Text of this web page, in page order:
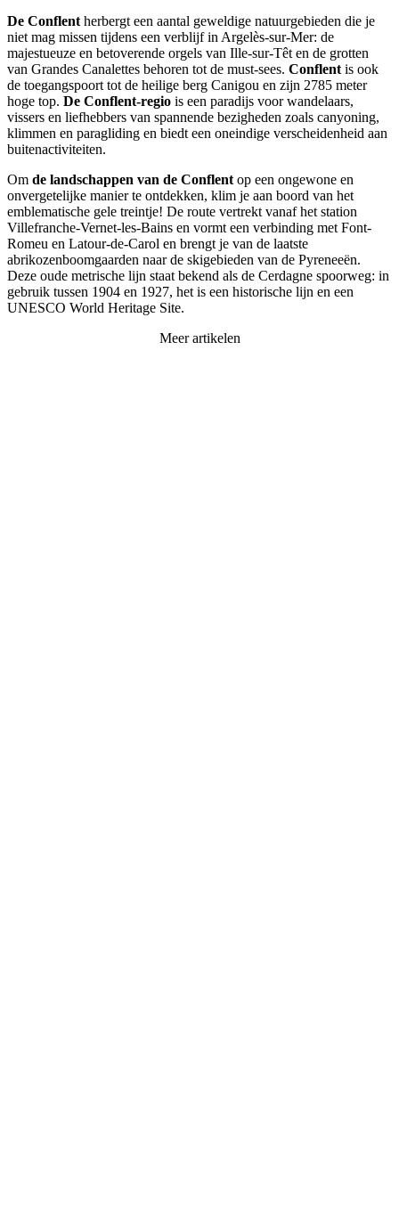
De Conflent herbergt een aantal geweldige natuurgebieden die je
niet mag missen tijdens een verblijf in Argelès-sur-Mer: de
majestueuze en betoverende orgels van Ille-sur-Têt en de grotten
van Grandes Canalettes behoren tot de must-sees. Conflent is ook
de toegangspoort tot de heilige berg Canigou en zijn 2785 meter
hoge top. De Conflent-regio is een paradijs voor wandelaars,
vissers en liefhebbers van spannende bezigheden zoals canyoning,
klimmen en paragliding en biedt een oneindige verscheidenheid aan
buitenactiviteiten.
Om de landschappen van de Conflent op een ongewone en
onvergetelijke manier te ontdekken, klim je aan boord van het
emblematische gele treintje! De route vertrekt vanaf het station
Villefranche-Vernet-les-Bains en vormt een verbinding met Font-
Romeu en Latour-de-Carol en brengt je van de laatste
abrikozenboomgaarden naar de skigebieden van de Pyreneeën.
Deze oude metrische lijn staat bekend als de Cerdagne spoorweg: in
gebruik tussen 1904 en 1927, het is een historische lijn en een
UNESCO World Heritage Site.
Meer artikelen